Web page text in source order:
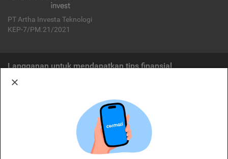
PT Artha Investa Teknologi
KEP-7/PM.21/2021
Langganan untuk mendapatkan tips finansial
Cermati merupakan penyelenggara agregasi jasa keuangan yang terdaftar di
OJK. Oleh karena itu, produk dan/atau layanan jasa keuangan yang
ditawarkan bukan merupakan produk dan/atau layanan jasa keuangan yang
diterbitkan oleh Cermati dan Cermati tidak bertanggung jawab atas tuntutan